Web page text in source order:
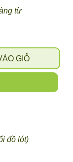
GIỎ
từ
đồ lót)